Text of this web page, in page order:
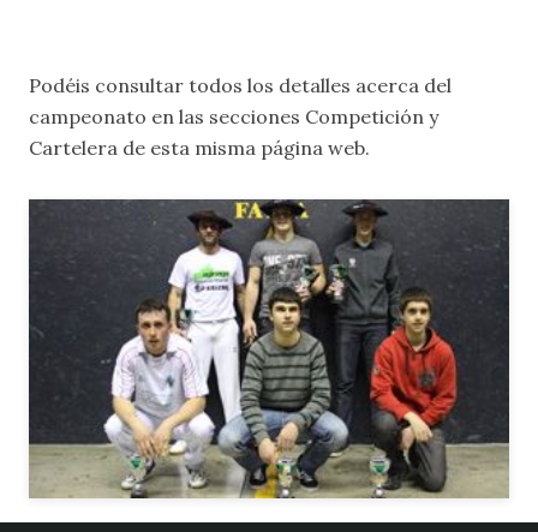
Podéis consultar todos los detalles acerca del
campeonato en las secciones Competición y
Cartelera de esta misma página web.